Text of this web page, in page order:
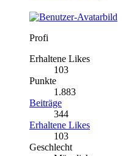
Profi
Erhaltene Likes
103
Punkte
1.883
Beiträge
344
Erhaltene Likes
103
Geschlecht